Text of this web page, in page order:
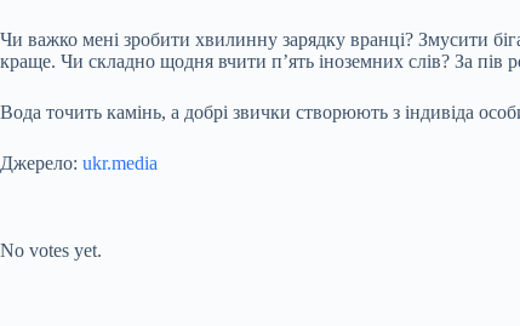
Чи важко мені зробити хвилинну зарядку вранці? Змусити
краще. Чи складно щодня вчити п’ять іноземних слів? За пів
Вода точить камінь, а добрі звички створюють з індивіда
Джерело: ukr.media
No votes yet.